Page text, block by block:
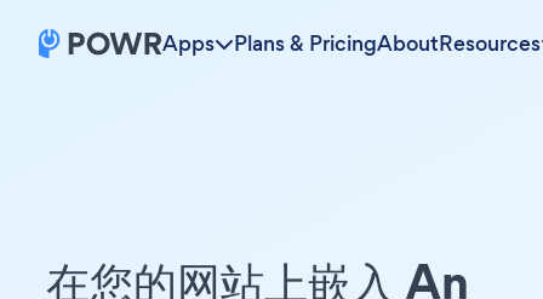
Apps Plans & PricingAboutResources
在您的网站上嵌入 An